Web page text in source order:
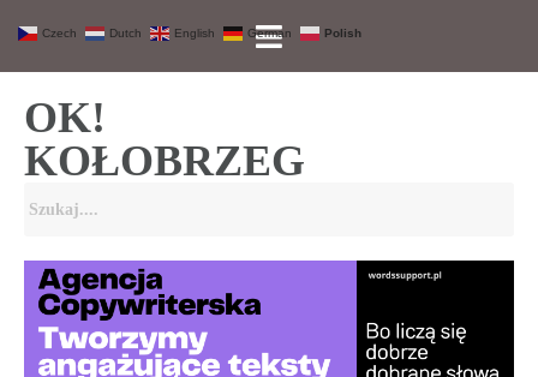
OK!
KOŁOBRZEG
Czech Dutch English German Polish